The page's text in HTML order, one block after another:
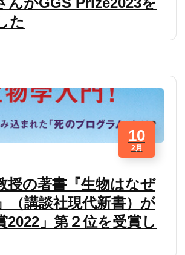
た
10
2月
授の著書『生物はなぜ
（講談社現代新書）が
2022」第２位を受賞し